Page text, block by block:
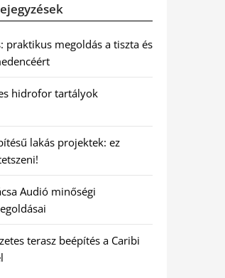
praktikus megoldás a tiszta és
hidrofor tartályok
lakás projektek: ez
Audió minőségi
terasz beépítés a Caribi